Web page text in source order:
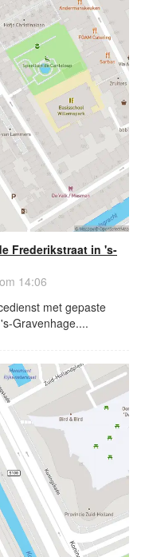
Frederikstraat in 's-
14:06
met gepaste
Gravenhage....